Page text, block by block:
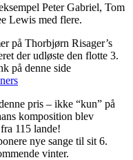
Peter Gabriel, Tom
Lewis med flere.
på Thorbjørn Risager’s
der udløste den flotte 3.
på denne side
pris – ikke “kun” på
komposition blev
115 lande!
nye sange til sit 6.
vinter.